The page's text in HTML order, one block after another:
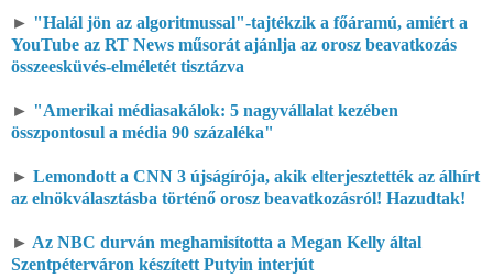
► "Halál jön az algoritmussal"-tajtékzik a főáramú, amiért a
YouTube az RT News műsorát ajánlja az orosz beavatkozás
összeesküvés-elméletét tisztázva
► "Amerikai médiasakálok: 5 nagyvállalat kezében
összpontosul a média 90 százaléka"
► Lemondott a CNN 3 újságírója, akik elterjesztették az álhírt
az elnökválasztásba történő orosz beavatkozásról! Hazudtak!
► Az NBC durván meghamisította a Megan Kelly által
Szentpéterváron készített Putyin interjút